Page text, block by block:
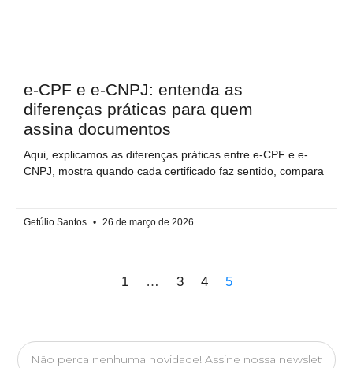
e-CPF e e-CNPJ: entenda as
diferenças práticas para quem
assina documentos
Aqui, explicamos as diferenças práticas entre e-CPF e e-
CNPJ, mostra quando cada certificado faz sentido, compara
Getúlio Santos 26 de março de 2026
1 … 3 4 5